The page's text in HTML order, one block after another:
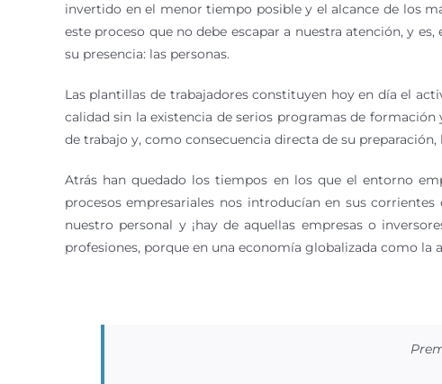
invertido en el menor tiempo posible y el alcance de los
este proceso que no debe escapar a nuestra atención, y es,
su presencia: las personas.
Las plantillas de trabajadores constituyen hoy en día el
calidad sin la existencia de serios programas de
de trabajo y, como consecuencia directa de su
Atrás han quedado los tiempos en los que el entorno
procesos empresariales nos introducían en sus
nuestro personal y ¡hay de aquellas empresas o
profesiones, porque en una economía globalizada como la